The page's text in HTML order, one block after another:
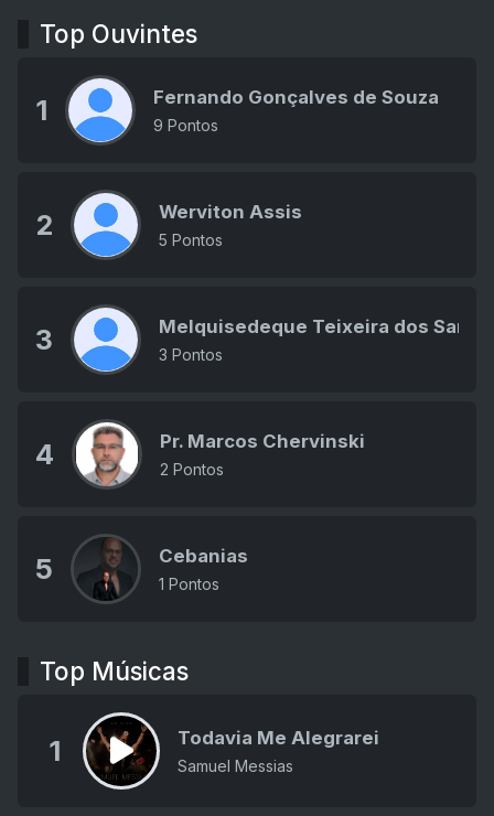
Top Ouvintes
1 Fernando Gonçalves de Souza
9 Pontos
2 Werviton Assis
5 Pontos
3 Melquisedeque Teixeira dos
3 Pontos
4 Pr. Marcos Chervinski
2 Pontos
5 Cebanias
1 Pontos
Top Músicas
1 Todavia Me Alegrarei
Samuel Messias